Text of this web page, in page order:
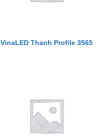
VinaLED Thanh Profile 3565